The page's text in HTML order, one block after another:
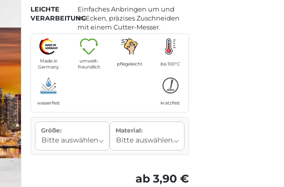
LEICHTE
VERARBEITUNG
Einfaches Anbringen um und
in Ecken, präzises Zuschneiden
mit einem Cutter-Messer.
Made in
Germany
umwelt-
freundlich
pflegeleicht bis 100°C
wasserfest kratzfest
Größe: Material:
ab 3,90 €